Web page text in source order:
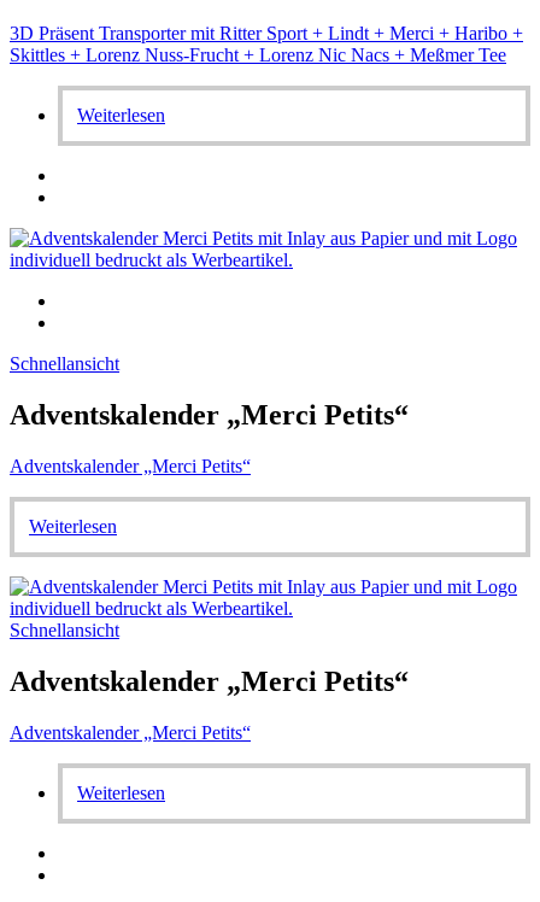
3D Präsent Transporter mit Ritter Sport + Lindt + Merci + Haribo +
Skittles + Lorenz Nuss-Frucht + Lorenz Nic Nacs + Meßmer Tee
Weiterlesen
Schnellansicht
Adventskalender „Merci Petits“
Adventskalender „Merci Petits“
Weiterlesen
Schnellansicht
Adventskalender „Merci Petits“
Adventskalender „Merci Petits“
Weiterlesen